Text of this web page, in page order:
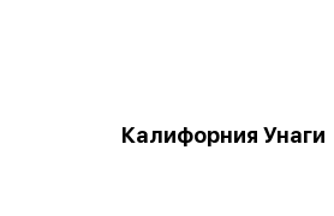
Калифорния Унаги